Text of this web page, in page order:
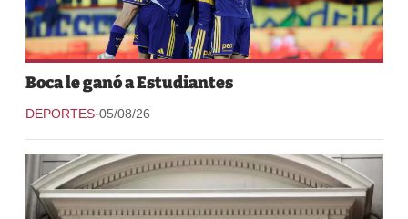
Boca le ganó a Estudiantes
DEPORTES-05/08/26